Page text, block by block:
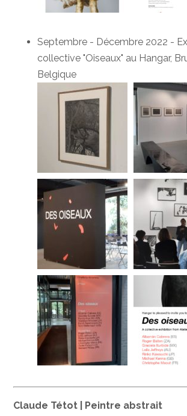
Septembre - Décembre 2022 -
collective "Oiseaux" au Hangar,
Belgique
Claude Tétot Peintre abstrait